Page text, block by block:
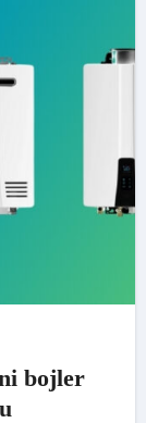
bojler